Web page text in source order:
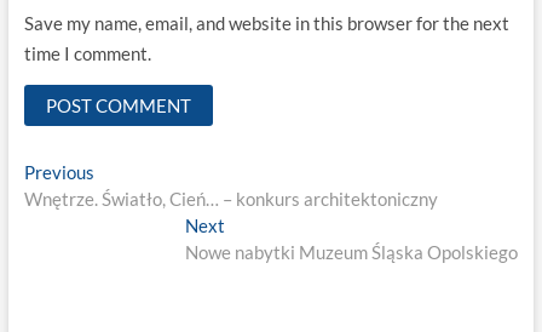
Save my name, email, and website in this browser for the next
time I comment.
Post
navigation
PreviousPrevious
post:
Wnętrze. Światło, Cień… – konkurs architektoniczny
Next
post:
Nowe nabytki Muzeum Śląska Opolskiego